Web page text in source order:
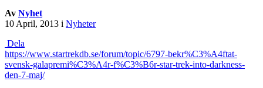
Av Nyhet
10 April, 2013 i Nyheter
Dela
https://www.startrekdb.se/forum/topic/6797-bekr%C3%A4ftat-
svensk-galapremi%C3%A4r-f%C3%B6r-star-trek-into-darkness-
den-7-maj/